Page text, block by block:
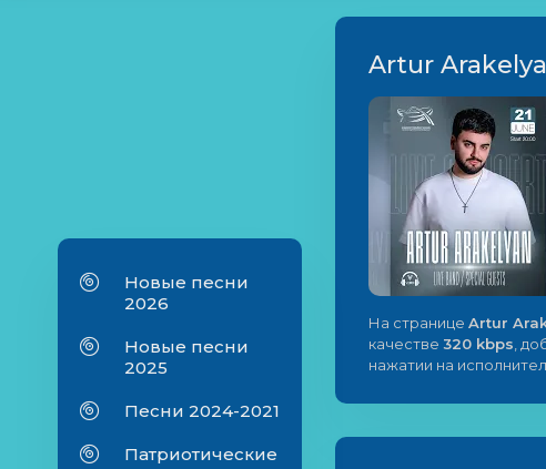
Новые песни
2026
Новые песни
2025
Песни 2024-2021
Патриотические
Artur
На странице Artur
качестве 320 kbps ,
нажатии на